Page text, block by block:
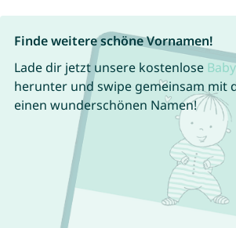
Finde weitere schöne Vornamen!
Lade dir jetzt unsere kostenlose
herunter und swipe gemeinsam mit
einen wunderschönen Namen!